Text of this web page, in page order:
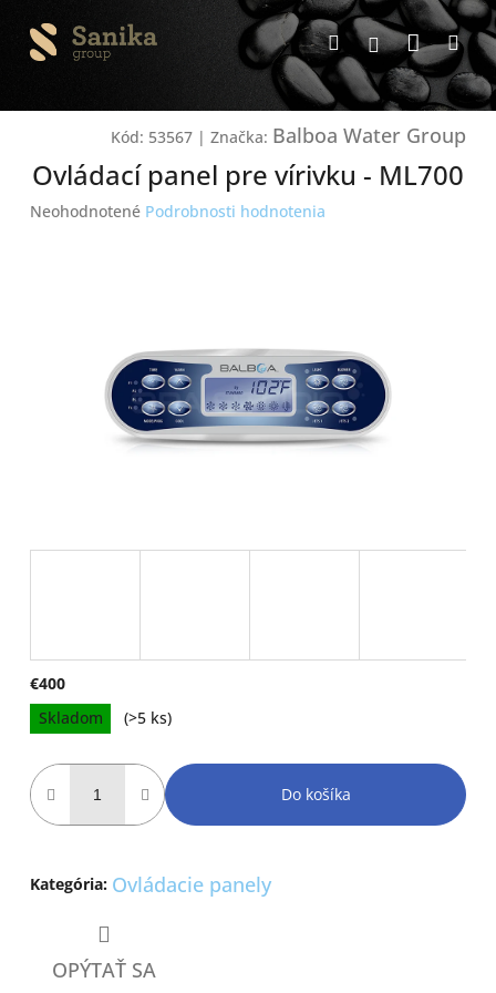
obsah
HľadaťPrihlásenie
košík
Kód: 53567 | Značka: Balboa Water Group
Ovládací panel pre vírivku - ML700
Priemerné
hviezdičiek.
Neohodnotené Podrobnosti hodnotenia
€400
Jednotková
cena:
Skladom (>5 ks)
Do košíka
Kategória: Ovládacie panely
OPÝTAŤ SA